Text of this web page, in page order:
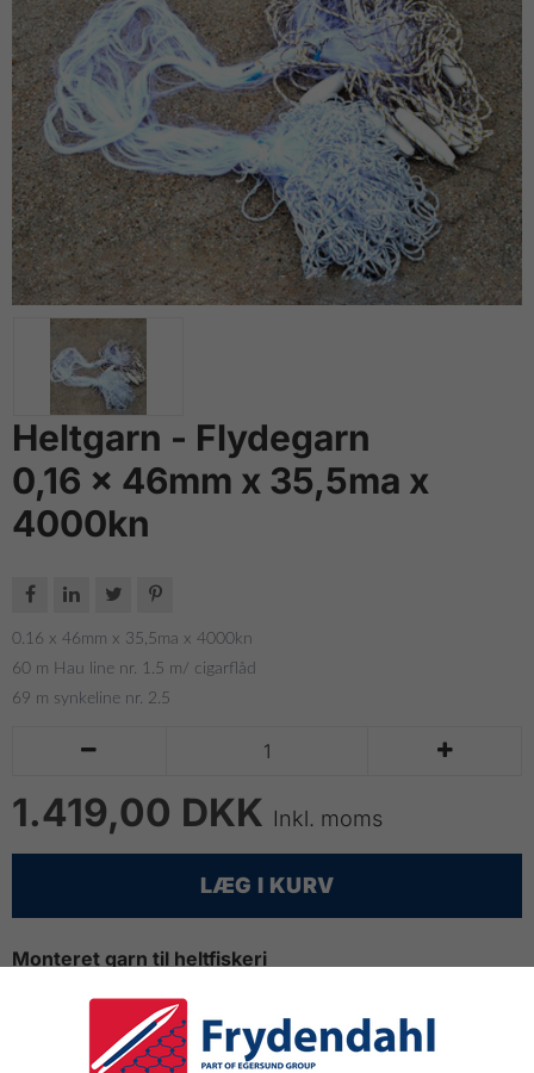
Heltgarn - Flydegarn
0,16 x 46mm x 35,5ma x
4000kn
   
0.16 x 46mm x 35,5ma x 4000kn
60 m Hau line nr. 1.5 m/ cigarflåd
69 m synkeline nr. 2.5
 
1.419,00 DKK Inkl. moms
LÆG I KURV
Monteret garn til heltfiskeri
!Husk vi Donere 5 kr. pr. garn til Helt Klækkeriet, som
støtte til bevaringen af Helt fiskeriet.